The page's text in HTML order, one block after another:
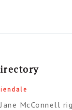
McConnell